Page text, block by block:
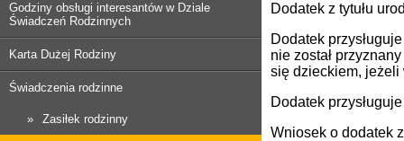
Dodatek z tytułu
Dodatek
nie został
się dzieckiem, jeżeli
Dodatek
Wniosek o dodatek
Godziny obsługi interesantów w Dziale
Świadczeń Rodzinnych
Karta Dużej Rodziny
Świadczenia rodzinne
Zasiłek rodzinny